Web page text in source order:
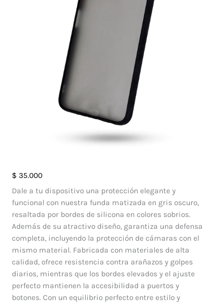
$ 35.000
Dale a tu dispositivo una protección elegante y
funcional con nuestra funda matizada en gris oscuro,
resaltada por bordes de silicona en colores sobrios.
Además de su atractivo diseño, garantiza una defensa
completa, incluyendo la protección de cámaras con el
mismo material. Fabricada con materiales de alta
calidad, ofrece resistencia contra arañazos y golpes
diarios, mientras que los bordes elevados y el ajuste
perfecto mantienen la accesibilidad a puertos y
botones. Con un equilibrio perfecto entre estilo y
Case
Matte
Negro
Vivo
Y20s
cantidad